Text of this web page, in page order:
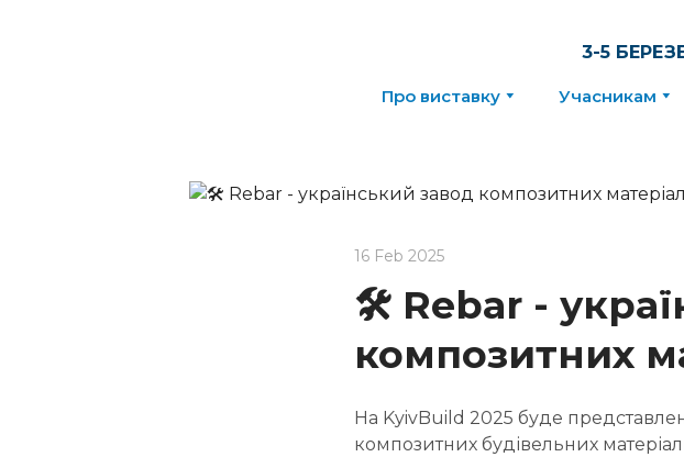
3-5
Про виставку Учасникам
16 Feb 2025
🛠️ Rebar -
композитних
На KyivBuild 2025 буде
композитних будівельних